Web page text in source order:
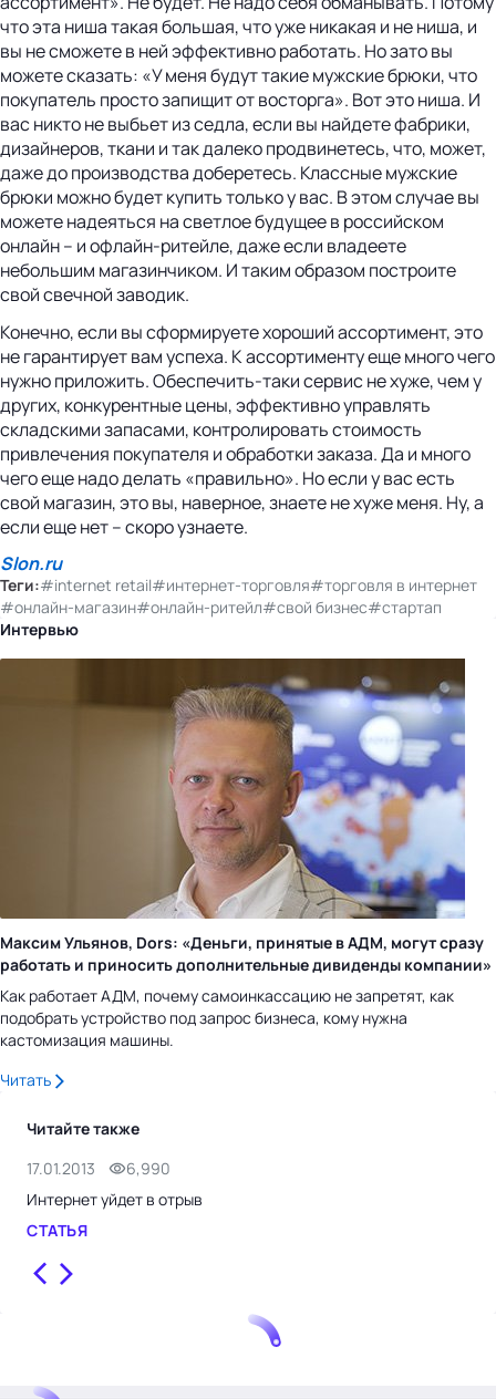
что эта ниша такая большая, что уже никакая и не ниша, и
вы не сможете в ней эффективно работать. Но зато вы
можете сказать: «У меня будут такие мужские брюки, что
покупатель просто запищит от восторга». Вот это ниша. И
вас никто не выбьет из седла, если вы найдете фабрики,
дизайнеров, ткани и так далеко продвинетесь, что, может,
даже до производства доберетесь. Классные мужские
брюки можно будет купить только у вас. В этом случае вы
можете надеяться на светлое будущее в российском
онлайн – и офлайн-ритейле, даже если владеете
небольшим магазинчиком. И таким образом построите
свой свечной заводик.
Конечно, если вы сформируете хороший ассортимент, это
не гарантирует вам успеха. К ассортименту еще много чего
нужно приложить. Обеспечить-таки сервис не хуже, чем у
других, конкурентные цены, эффективно управлять
складскими запасами, контролировать стоимость
привлечения покупателя и обработки заказа. Да и много
чего еще надо делать «правильно». Но если у вас есть
свой магазин, это вы, наверное, знаете не хуже меня. Ну, а
если еще нет – скоро узнаете.
Slon.ru
Теги:#internet retail#интернет-торговля#торговля в интернет
#онлайн-магазин#онлайн-ритейл#свой бизнес#стартап
Интервью
Максим Ульянов, Dors: «Деньги, принятые в АДМ, могут сразу
работать и приносить дополнительные дивиденды компании»
Как работает АДМ, почему самоинкассацию не запретят, как
подобрать устройство под запрос бизнеса, кому нужна
кастомизация машины.
Читать
Читайте также
17.01.2013
6,990
Интернет уйдет в отрыв
СТАТЬЯ